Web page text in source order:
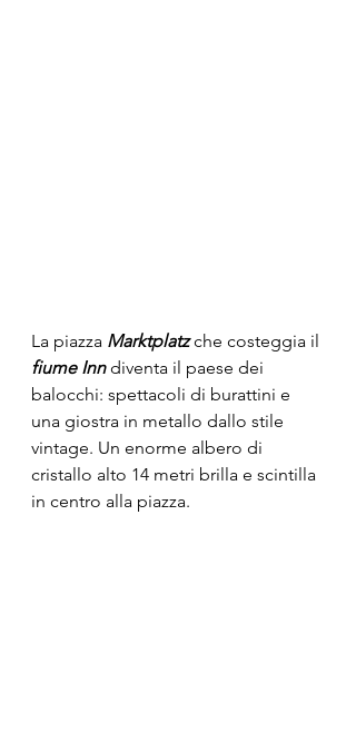
La piazza Marktplatz che costeggia il
fiume Inn diventa il paese dei
balocchi: spettacoli di burattini e
una giostra in metallo dallo stile
vintage. Un enorme albero di
cristallo alto 14 metri brilla e scintilla
in centro alla piazza.